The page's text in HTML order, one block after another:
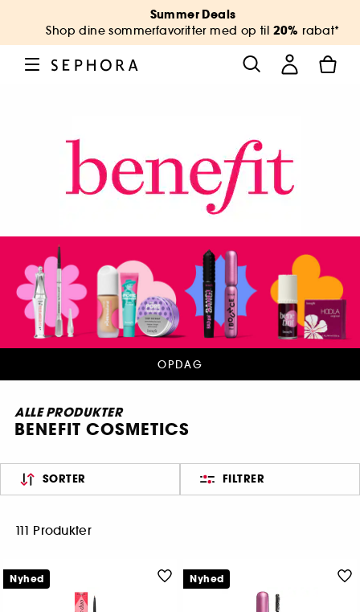
Summer Deals
Shop dine sommerfavoritter med op til 20% rabat*
OPDAG
ALLE PRODUKTER
BENEFIT COSMETICS
SORTER FILTRER
111 Produkter
Nyhed Nyhed